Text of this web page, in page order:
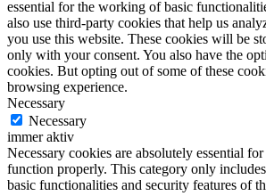
essential for the working of basic
also use third-party cookies that help us
you use this website. These cookies will be
only with your consent. You also have the
cookies. But opting out of some of these
browsing experience.
Necessary
Necessary
immer aktiv
Necessary cookies are absolutely essential
function properly. This category only
basic functionalities and security features of